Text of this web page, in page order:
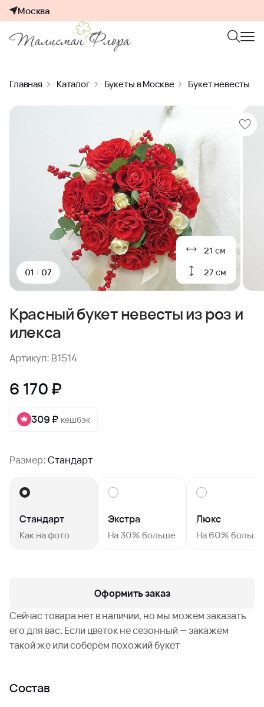
Москва
Главная Каталог Букеты в Москве Букет невесты
21 см
27 см
01 / 07
Красный букет невесты из роз и
илекса
Артикул: B1514
6 170 ₽
309 ₽ кешбэк
Размер:Стандарт
Стандарт
Как на фото
Экстра
На 30% больше
Люкс
На 60% больше
Оформить заказ
Сейчас товара нет в наличии, но мы можем заказать
его для вас. Если цветок не сезонный — закажем
такой же или соберём похожий букет
Состав